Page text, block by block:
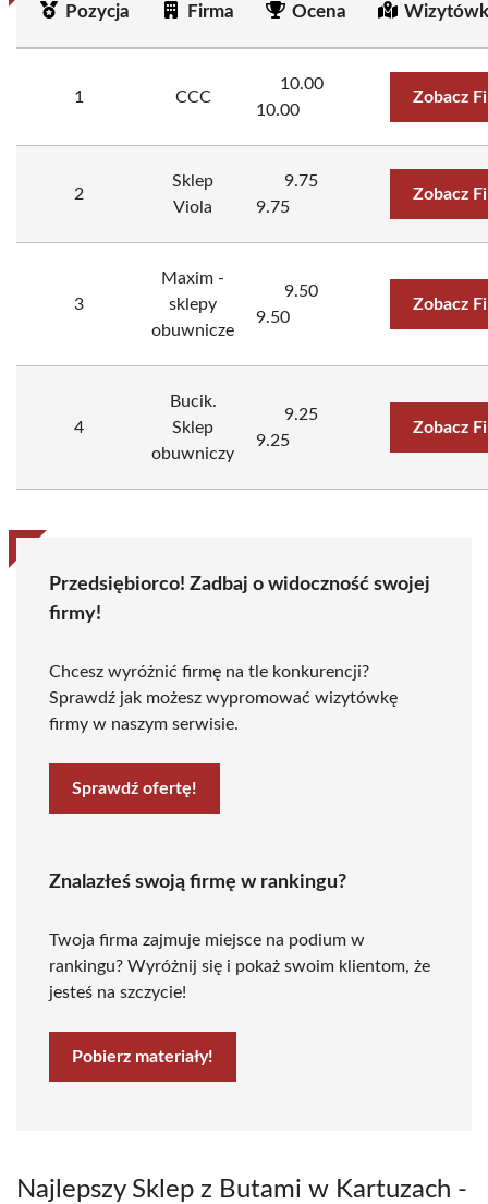
Pozycja Firma Ocena
1 CCC
10.00
10.00
Zobacz
2
Sklep
Viola
9.75
9.75
Zobacz
3
Maxim -
sklepy
obuwnicze
9.50
9.50
Zobacz
4
Bucik.
Sklep
obuwniczy
9.25
9.25
Zobacz
Przedsiębiorco! Zadbaj o widoczność swojej
firmy!
Chcesz wyróżnić firmę na tle konkurencji?
Sprawdź jak możesz wypromować wizytówkę
firmy w naszym serwisie.
Sprawdź ofertę!
Znalazłeś swoją firmę w rankingu?
Twoja firma zajmuje miejsce na podium w
rankingu? Wyróżnij się i pokaż swoim klientom, że
jesteś na szczycie!
Pobierz materiały!
Najlepszy Sklep z Butami w Kartuzach -